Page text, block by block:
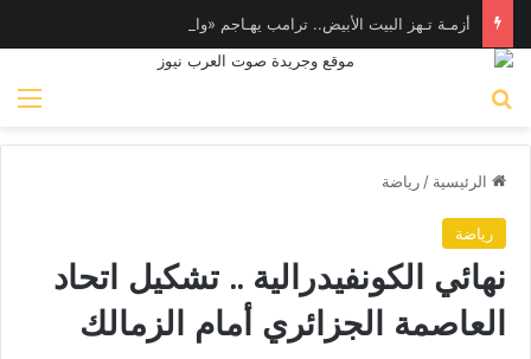
الرئيسية / رياضة
رياضة
نهائي الكونفيدرالية .. تشكيل اتحاد
العاصمة الجزائري أمام الزمالك